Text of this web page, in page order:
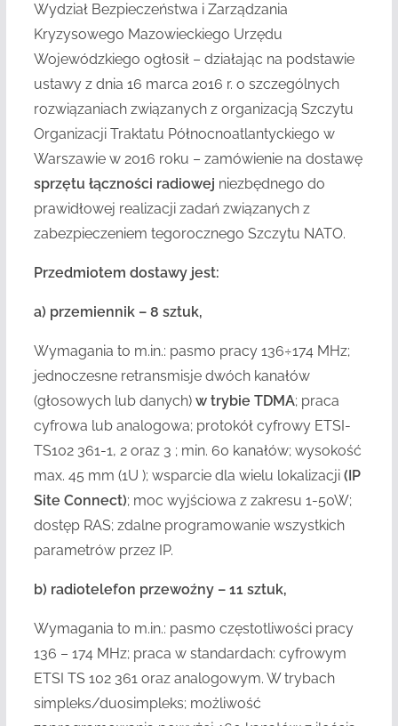
Wydział Bezpieczeństwa i Zarządzania
Kryzysowego Mazowieckiego Urzędu
Wojewódzkiego ogłosił – działając na podstawie
ustawy z dnia 16 marca 2016 r. o szczególnych
rozwiązaniach związanych z organizacją Szczytu
Organizacji Traktatu Północnoatlantyckiego w
Warszawie w 2016 roku – zamówienie na dostawę
sprzętu łączności radiowej niezbędnego do
prawidłowej realizacji zadań związanych z
zabezpieczeniem tegorocznego Szczytu NATO.
Przedmiotem dostawy jest:
a) przemiennik – 8 sztuk,
Wymagania to m.in.: pasmo pracy 136÷174 MHz;
jednoczesne retransmisje dwóch kanałów
(głosowych lub danych) w trybie TDMA; praca
cyfrowa lub analogowa; protokół cyfrowy ETSI-
TS102 361-1, 2 oraz 3 ; min. 60 kanałów; wysokość
max. 45 mm (1U ); wsparcie dla wielu lokalizacji (IP
Site Connect); moc wyjściowa z zakresu 1-50W;
dostęp RAS; zdalne programowanie wszystkich
parametrów przez IP.
b) radiotelefon przewoźny – 11 sztuk,
Wymagania to m.in.: pasmo częstotliwości pracy
136 – 174 MHz; praca w standardach: cyfrowym
ETSI TS 102 361 oraz analogowym. W trybach
simpleks/duosimpleks; możliwość